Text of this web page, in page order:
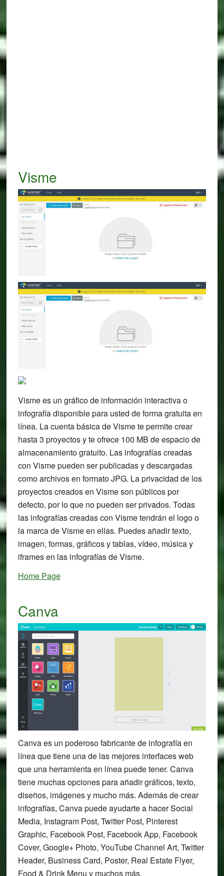
Visme
Visme es un gráfico de información interactiva o
infografía disponible para usted de forma gratuita en
línea. La cuenta básica de Visme te permite crear
hasta 3 proyectos y te ofrece 100 MB de espacio de
almacenamiento gratuito. Las infografías creadas
con Visme pueden ser publicadas y descargadas
como archivos en formato JPG. La privacidad de los
proyectos creados en Visme son públicos por
defecto, por lo que no pueden ser privados. Todas
las infografías creadas con Visme tendrán el logo o
la marca de Visme en ellas. Puedes añadir texto,
imagen, formas, gráficos y tablas, vídeo, música y
iframes en las infografías de Visme.
Home Page
Canva
Canva es un poderoso fabricante de infografía en
línea que tiene una de las mejores interfaces web
que una herramienta en línea puede tener. Canva
tiene muchas opciones para añadir gráficos, texto,
diseños, imágenes y mucho más. Además de crear
infografías, Canva puede ayudarte a hacer Social
Media, Instagram Post, Twitter Post, Pinterest
Graphic, Facebook Post, Facebook App, Facebook
Cover, Google+ Photo, YouTube Channel Art, Twitter
Header, Business Card, Poster, Real Estate Flyer,
Food & Drink Menu y muchos más.